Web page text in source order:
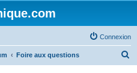
Connexion
Foire aux questions